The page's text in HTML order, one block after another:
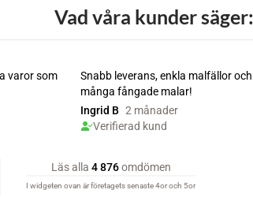
Vad våra kunder säger: